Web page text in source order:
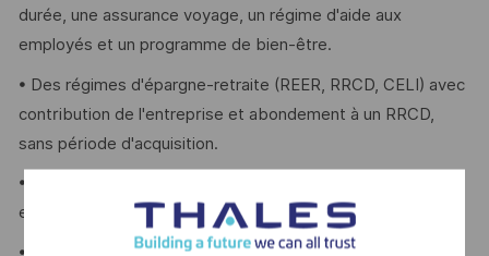
durée, une assurance voyage, un régime d'aide aux
employés et un programme de bien-être.
• Des régimes d'épargne-retraite (REER, RRCD, CELI) avec
contribution de l'entreprise et abondement à un RRCD,
sans période d'acquisition.
• Des congés payés par l'entreprise, des jours de vacances
et congés de maladie payés.